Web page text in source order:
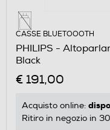
CASSE BLUETOOOTH
PHILIPS -
Black
€ 191,00
Acquisto online:
Ritiro in negozio in